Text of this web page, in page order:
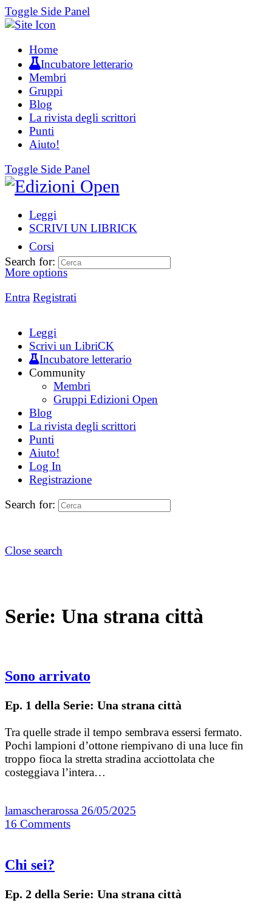
Toggle Side Panel
Home
Incubatore letterario
Membri
Gruppi
Blog
La rivista degli scrittori
Punti
Aiuto!
Toggle Side Panel
Leggi
SCRIVI UN LIBRICK
Corsi
More options
Entra Registrati
Search for:
Leggi
Scrivi un LibriCK
Incubatore letterario
Community
Membri
Gruppi Edizioni Open
Blog
La rivista degli scrittori
Punti
Aiuto!
Log In
Registrazione
Search for:
Close search
Serie: Una strana città
Sono arrivato
Ep. 1 della Serie: Una strana città
Tra quelle strade il tempo sembrava essersi fermato.
Pochi lampioni d’ottone riempivano di una luce fin
troppo fioca la stretta stradina acciottolata che
costeggiava l’intera…
lamascherarossa 26/05/2025
16 Comments
Chi sei?
Ep. 2 della Serie: Una strana città